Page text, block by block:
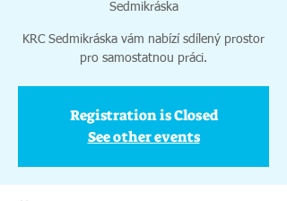
Sedmikráska
KRC Sedmikráska vám nabízí sdílený prostor
pro samostatnou práci.
Registration is Closed
See other events